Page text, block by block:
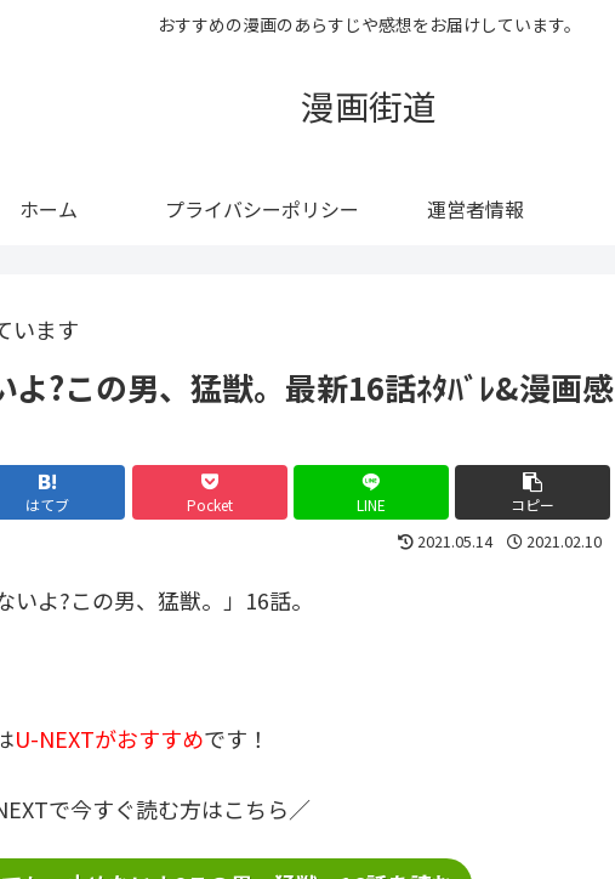
おすすめの漫画のあらすじや感想をお届けしています。
漫画街道
ホーム プライバシーポリシー 運営者情報
います
?この男、猛獣。最新16話ﾈﾀﾊﾞﾚ&漫画感
はてブ Pocket LINE コピー
2021.05.14 2021.02.10
よ?この男、猛獣。」16話。
U-NEXTがおすすめです！
で今すぐ読む方はこちら／